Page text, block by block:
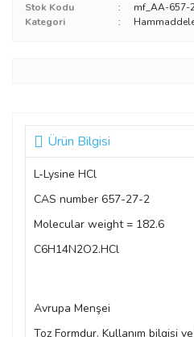
Stok Kodu
mf_AA-657-
Kategori
Ürün Bilgisi
L-Lysine HCl
CAS number 657-27-2
Molecular weight = 182.6
C6H14N2O2.HCl
Avrupa Menşei
Toz Formdur. Kullanım bilgisi